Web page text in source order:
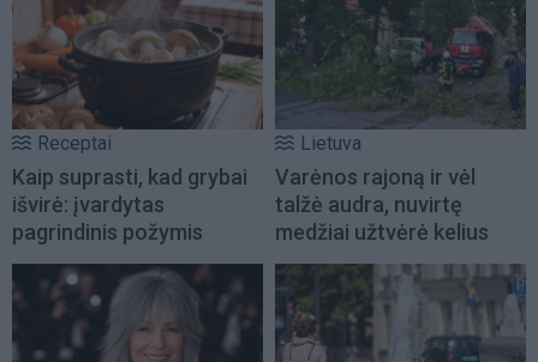
Receptai
Kaip suprasti, kad grybai
išvirė: įvardytas
pagrindinis požymis
Lietuva
Varėnos rajoną ir vėl
talžė audra, nuvirtę
medžiai užtvėrė kelius